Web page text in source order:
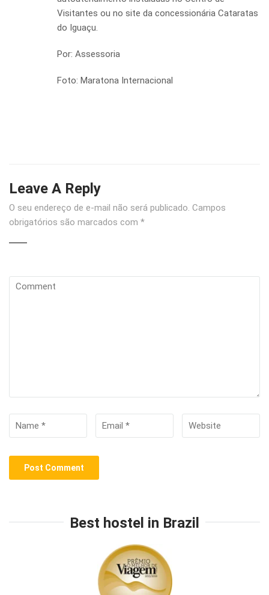
Visitantes ou no site da concessionária Cataratas
do Iguaçu.
Por: Assessoria
Foto: Maratona Internacional
Leave A Reply
O seu endereço de e-mail não será publicado. Campos
obrigatórios são marcados com *
Best hostel in Brazil